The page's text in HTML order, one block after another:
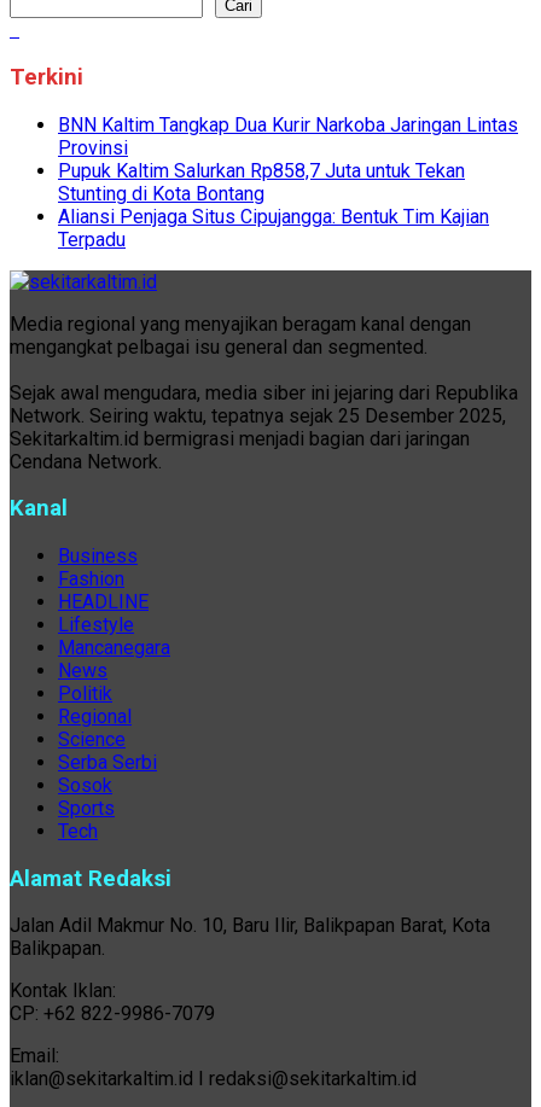
Cari
Terkini
BNN Kaltim Tangkap Dua Kurir Narkoba Jaringan Lintas
Provinsi
Pupuk Kaltim Salurkan Rp858,7 Juta untuk Tekan
Stunting di Kota Bontang
Aliansi Penjaga Situs Cipujangga: Bentuk Tim Kajian
Terpadu
Media regional yang menyajikan beragam kanal dengan
mengangkat pelbagai isu general dan segmented.
Sejak awal mengudara, media siber ini jejaring dari Republika
Network. Seiring waktu, tepatnya sejak 25 Desember 2025,
Sekitarkaltim.id bermigrasi menjadi bagian dari jaringan
Cendana Network.
Kanal
Business
Fashion
HEADLINE
Lifestyle
Mancanegara
News
Politik
Regional
Science
Serba Serbi
Sosok
Sports
Tech
Alamat Redaksi
Jalan Adil Makmur No. 10, Baru Ilir, Balikpapan Barat, Kota
Balikpapan.
Kontak Iklan:
CP: +62 822-9986-7079
Email:
iklan@sekitarkaltim.id I redaksi@sekitarkaltim.id